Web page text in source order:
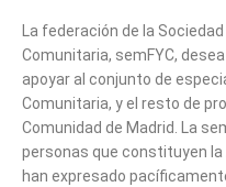
La federación de la
Comunitaria, semFYC,
apoyar al conjunto de
Comunitaria, y el resto de
Comunidad de Madrid. La
personas que constituyen
han expresado